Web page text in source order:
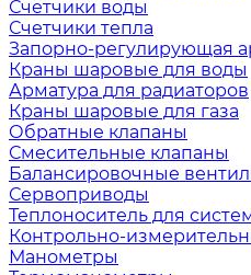
Счетчики воды
Счетчики тепла
Запорно-регулирующая
Краны шаровые для воды
Арматура для радиаторов
Краны шаровые для газа
Обратные клапаны
Смесительные клапаны
Балансировочные
Сервоприводы
Теплоноситель для
Контрольно-
Манометры